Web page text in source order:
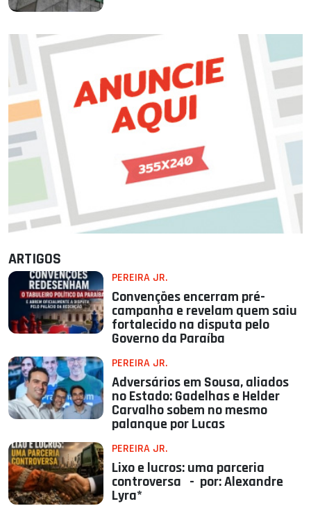
ARTIGOS
PEREIRA JR.
Convenções encerram pré-
campanha e revelam quem saiu
fortalecido na disputa pelo
Governo da Paraíba
PEREIRA JR.
Adversários em Sousa, aliados
no Estado: Gadelhas e Helder
Carvalho sobem no mesmo
palanque por Lucas
PEREIRA JR.
Lixo e lucros: uma parceria
controversa - por: Alexandre
Lyra*